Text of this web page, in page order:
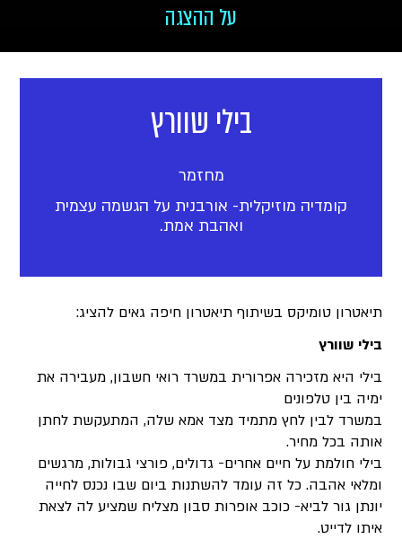
על ההצגה
בילי שוורץ
מחזמר
קומדיה מוזיקלית- אורבנית על הגשמה עצמית
ואהבת אמת.
תיאטרון טומיקס בשיתוף תיאטרון חיפה גאים להציג:
בילי שוורץ
בילי היא מזכירה אפרורית במשרד רואי חשבון, מעבירה את
ימיה בין טלפונים
במשרד לבין לחץ מתמיד מצד אמא שלה, המתעקשת לחתן
אותה בכל מחיר.
בילי חולמת על חיים אחרים- גדולים, פורצי גבולות, מרגשים
ומלאי אהבה. כל זה עומד להשתנות ביום שבו נכנס לחייה
יונתן גור לביא- כוכב אופרות סבון מצליח שמציע לה לצאת
איתו לדייט.